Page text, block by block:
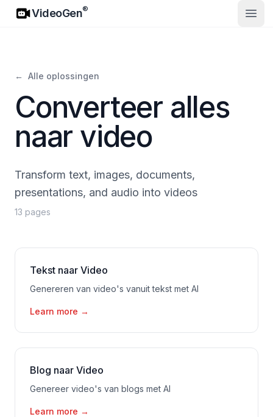
VideoGen
VideoGen®
← Alle oplossingen
Converteer alles
naar video
Transform text, images, documents,
presentations, and audio into videos
13 pages
Tekst naar Video
Genereren van video's vanuit tekst met AI
Learn more →
Blog naar Video
Genereer video's van blogs met AI
Learn more →